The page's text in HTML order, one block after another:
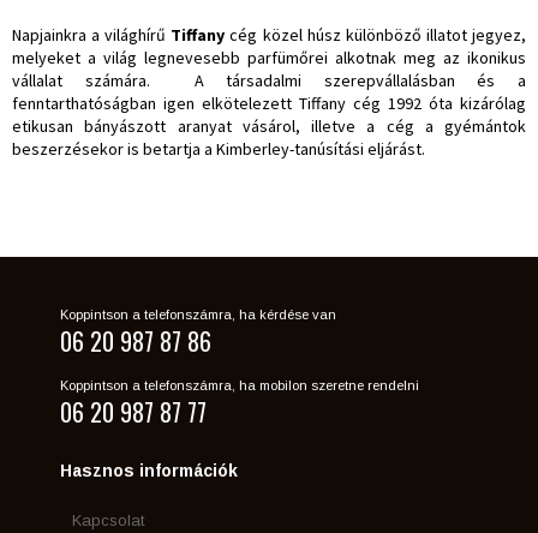
Napjainkra a világhírű Tiffany cég közel húsz különböző illatot jegyez,
melyeket a világ legnevesebb parfümőrei alkotnak meg az ikonikus
vállalat számára.
A társadalmi szerepvállalásban és a
fenntarthatóságban igen elkötelezett Tiffany cég 1992 óta kizárólag
etikusan bányászott aranyat vásárol, illetve a cég a gyémántok
beszerzésekor is betartja a Kimberley-tanúsítási eljárást.
Koppintson a telefonszámra, ha kérdése van
06 20 987 87 86
Koppintson a telefonszámra, ha mobilon szeretne rendelni
06 20 987 87 77
Hasznos információk
Kapcsolat